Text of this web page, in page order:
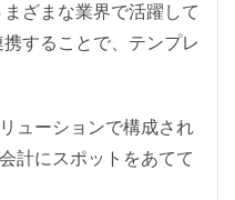
ざまな業界で活躍して
することで、テンプレ
ューションで構成され
計にスポットをあてて